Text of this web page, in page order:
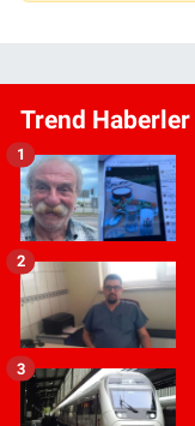
Trend Haberler
1
2
3